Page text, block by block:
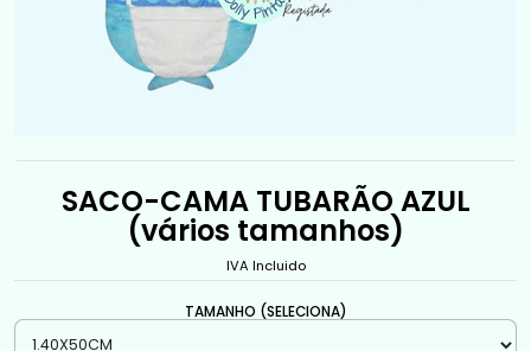
SACO-CAMA TUBARÃO AZUL
(vários tamanhos)
IVA Incluido
TAMANHO (SELECIONA)